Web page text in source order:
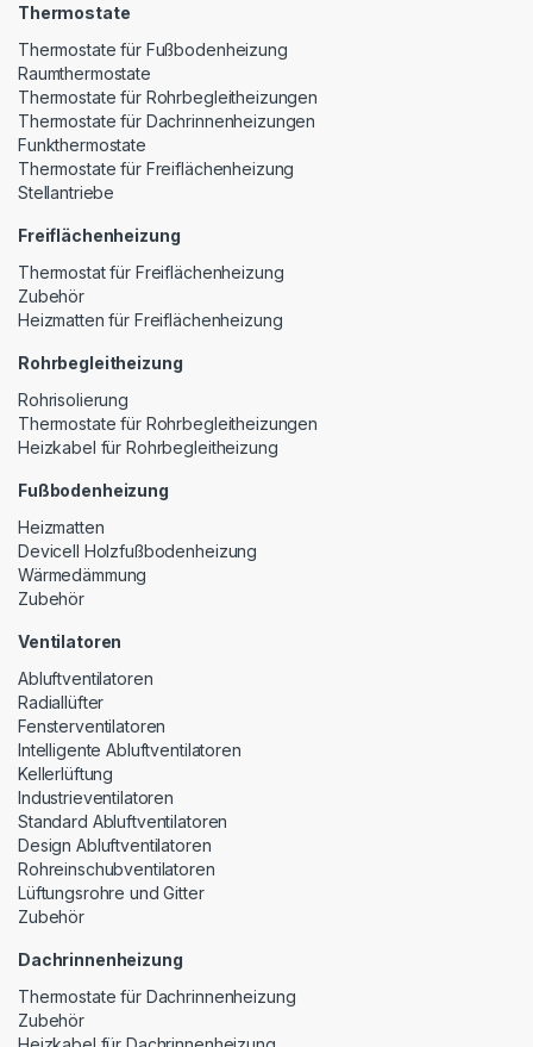
Thermostate
Thermostate für Fußbodenheizung
Raumthermostate
Thermostate für Rohrbegleitheizungen
Thermostate für Dachrinnenheizungen
Funkthermostate
Thermostate für Freiflächenheizung
Stellantriebe
Freiflächenheizung
Thermostat für Freiflächenheizung
Zubehör
Heizmatten für Freiflächenheizung
Rohrbegleitheizung
Rohrisolierung
Thermostate für Rohrbegleitheizungen
Heizkabel für Rohrbegleitheizung
Fußbodenheizung
Heizmatten
Devicell Holzfußbodenheizung
Wärmedämmung
Zubehör
Ventilatoren
Abluftventilatoren
Radiallüfter
Fensterventilatoren
Intelligente Abluftventilatoren
Kellerlüftung
Industrieventilatoren
Standard Abluftventilatoren
Design Abluftventilatoren
Rohreinschubventilatoren
Lüftungsrohre und Gitter
Zubehör
Dachrinnenheizung
Thermostate für Dachrinnenheizung
Zubehör